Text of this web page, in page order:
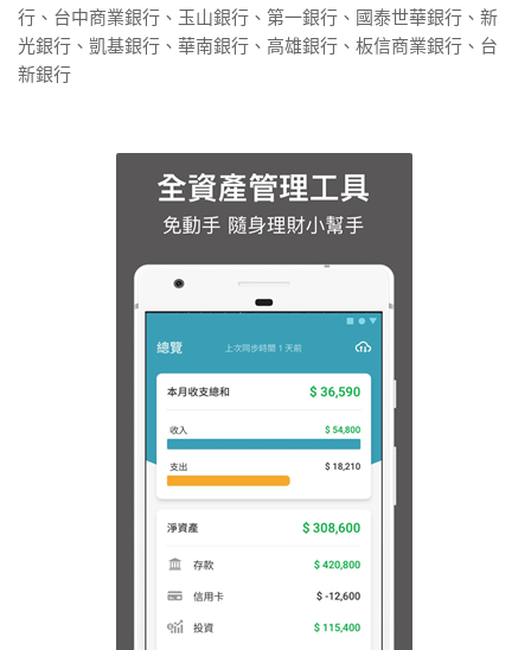
行、台中商業銀行、玉山銀行、第一銀行、國泰世華銀行、新
光銀行、凱基銀行、華南銀行、高雄銀行、板信商業銀行、台
新銀行